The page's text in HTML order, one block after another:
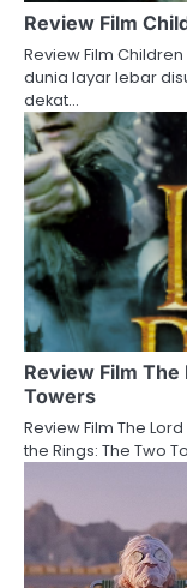
Review Film
Review Film
dunia layar lebar
dekat…
Review Film
Towers
Review Film The
the Rings: The Two